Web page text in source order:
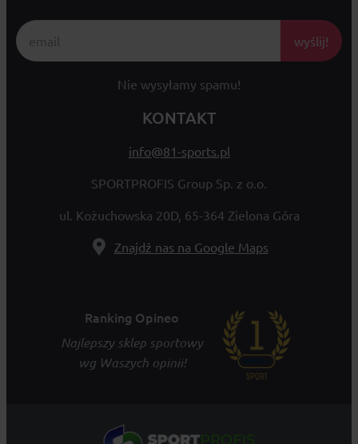
wyślij!
Nie wysyłamy spamu!
KONTAKT
info@81-sports.pl
SPORTPROFIS Group Sp. z o.o.
ul. Kożuchowska 20D, 65-364 Zielona Góra
Znajdź nas na Google Maps
Ranking Opineo
Najlepszy sklep sportowy
wg Waszych opinii!